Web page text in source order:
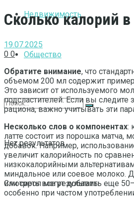
Недвижимость
Общество
Нет результатов
Смотреть все результаты
Сколько калорий в
19.07.2025
0 0
Обратите внимание, что
объемом 200 мл содержит
Это зависит от используемого
подсластителей. Если вы следите
рациона, важно учитывать эти
Несколько слов о компонентах:
латте состоит из порошка матча,
добавок. Например,
увеличит калорийность по
низкокалорийными
миндальное или соевое молоко.
или сироп могут добавить еще
особенно при частом